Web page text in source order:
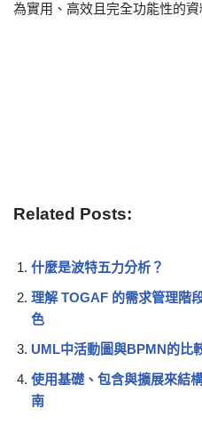
為實用、高效且完全功能性的
Related Posts:
什麼是波特五力分析？
理解 TOGAF 的需求管理階
色
UML中活動圖與BPMN的比
使用基礎、包含與擴展來結
南